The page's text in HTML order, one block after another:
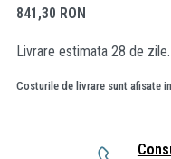
841,30 RON
Livrare estimata 28 de zile.
Costurile de livrare sunt afisate